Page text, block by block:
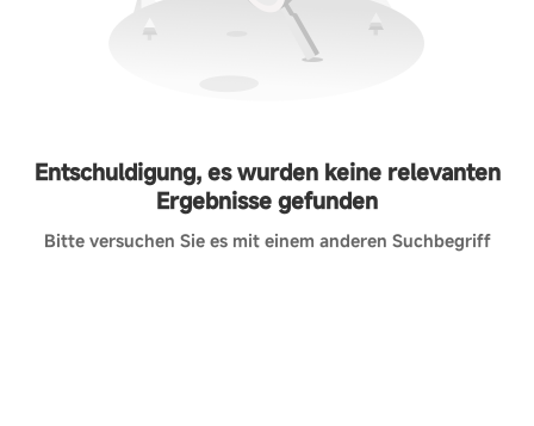
Entschuldigung, es wurden keine relevanten
Ergebnisse gefunden
Bitte versuchen Sie es mit einem anderen Suchbegriff